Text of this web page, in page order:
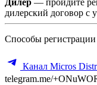
дилерский договор с
Способы регистрации
Канал Micros
telegram.me/